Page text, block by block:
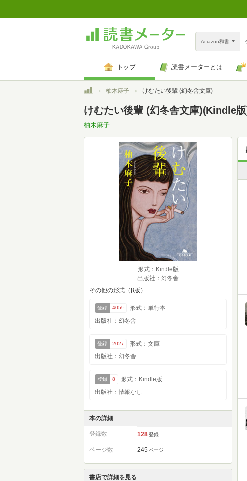
Amazon和書
トップ 読書メーターとは
トップ柚木麻子 けむたい後輩 (幻冬舎文庫)
けむたい後輩 (幻冬舎文庫)(Kindle
柚木麻子
形式：Kindle版
出版社：幻冬舎
その他の形式（β版）
登録 4059
形式：単行本
出版社：幻冬舎
登録 2027
形式：文庫
出版社：幻冬舎
登録 8
形式：Kindle版
出版社：情報なし
本の詳細
登録数 128 登録
ページ数 245 ページ
書店で詳細を見る